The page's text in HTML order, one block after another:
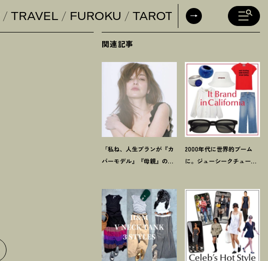
TRAVEL FUROKU TAROT DAILY
関連記事
「私ね、人生プランが『カ
バーモデル』『母親』の二
2000年代に世界的ブーム
に。ジューシークチュール